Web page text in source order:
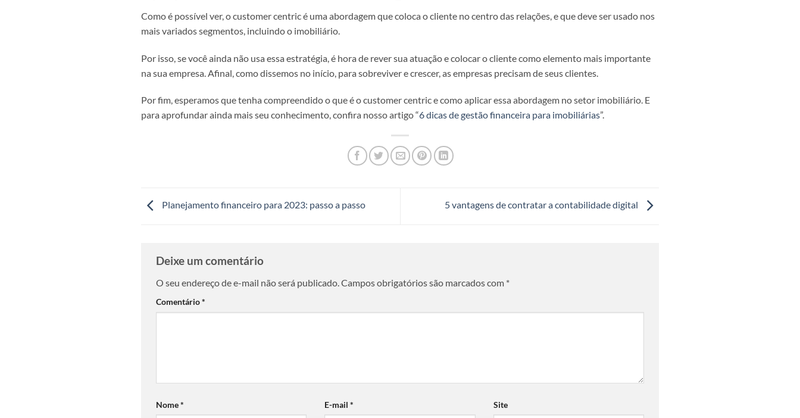
Como é possível ver, o customer centric é uma abordagem que coloca o cliente no centro das relações, e que deve ser usado nos
mais variados segmentos, incluindo o imobiliário.
Por isso, se você ainda não usa essa estratégia, é hora de rever sua atuação e colocar o cliente como elemento mais importante
na sua empresa. Afinal, como dissemos no início, para sobreviver e crescer, as empresas precisam de seus clientes.
Por fim, esperamos que tenha compreendido o que é o customer centric e como aplicar essa abordagem no setor imobiliário. E
para aprofundar ainda mais seu conhecimento, confira nosso artigo “6 dicas de gestão financeira para imobiliárias”.
Planejamento financeiro para 2023: passo a passo 5 vantagens de contratar a contabilidade digital
Deixe um comentário
O seu endereço de e-mail não será publicado.Campos obrigatórios são marcados com *
Comentário*
Nome* E-mail* Site